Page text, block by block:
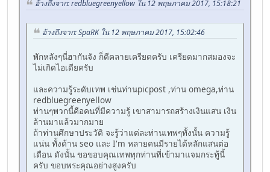
อ้างถึงจาก: redbluegreenyellow ใน 12 พฤษภาคม 2017, 15:18:21
อ้างถึงจาก: SpaRK ใน 12 พฤษภาคม 2017, 15:02:46
พักหลังๆนี่ฮากันจัง ก็ดีคลายเครียดครับ เครียดมากสมองจะ
ไม่เกิดไอเดียครับ
และความรู้ระดับเทพ เช่นท่านpicpost ,ท่าน omega,ท่าน
redbluegreenyellow
ท่านๆพวกนี้คือคนที่มีความรู้ เขาสามารถสร้างเงินแสน เงิน
ล้านมาแล้วมากมาย
ถ้าท่านศึกษาประวัติ จะรู้ว่าแต่ละท่านเทพๆทั้งนั้น ความรู้
แน่น ทั้งด้าน seo และ I'm หลายคนมีรายได้หลักแสนต่อ
เดือน ดังนั้น ขอขอบคุณเทพทุกท่านที่เข้ามาแจมกระทู้นี้
ครับ ขอบพระคุณอย่างสูงครับ